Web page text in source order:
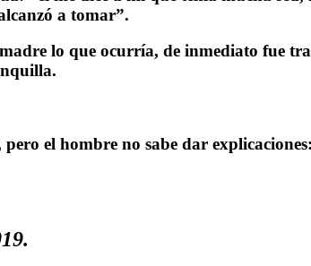
a tomar”.
lo que ocurría, de inmediato fue
el hombre no sabe dar